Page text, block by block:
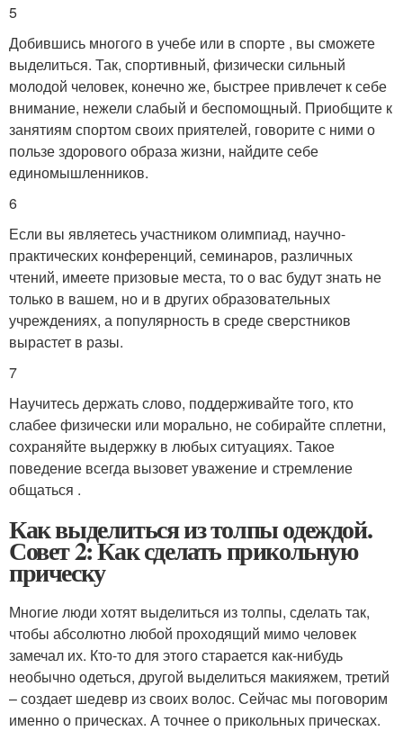
5
Добившись многого в учебе или в спорте , вы сможете
выделиться. Так, спортивный, физически сильный
молодой человек, конечно же, быстрее привлечет к себе
внимание, нежели слабый и беспомощный. Приобщите к
занятиям спортом своих приятелей, говорите с ними о
пользе здорового образа жизни, найдите себе
единомышленников.
6
Если вы являетесь участником олимпиад, научно-
практических конференций, семинаров, различных
чтений, имеете призовые места, то о вас будут знать не
только в вашем, но и в других образовательных
учреждениях, а популярность в среде сверстников
вырастет в разы.
7
Научитесь держать слово, поддерживайте того, кто
слабее физически или морально, не собирайте сплетни,
сохраняйте выдержку в любых ситуациях. Такое
поведение всегда вызовет уважение и стремление
общаться .
Как выделиться из толпы одеждой.
Совет 2: Как сделать прикольную
прическу
Многие люди хотят выделиться из толпы, сделать так,
чтобы абсолютно любой проходящий мимо человек
замечал их. Кто-то для этого старается как-нибудь
необычно одеться, другой выделиться макияжем, третий
– создает шедевр из своих волос. Сейчас мы поговорим
именно о прическах. А точнее о прикольных прическах.